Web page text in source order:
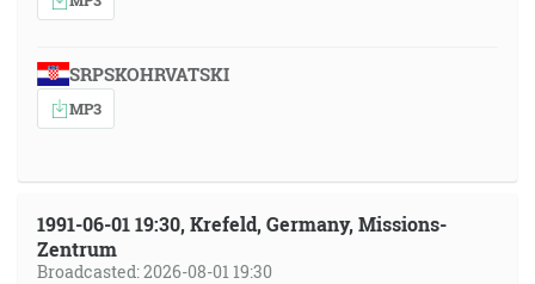
SRPSKOHRVATSKI
MP3
1991-06-01 19:30, Krefeld, Germany, Missions-
Zentrum
Broadcasted: 2026-08-01 19:30